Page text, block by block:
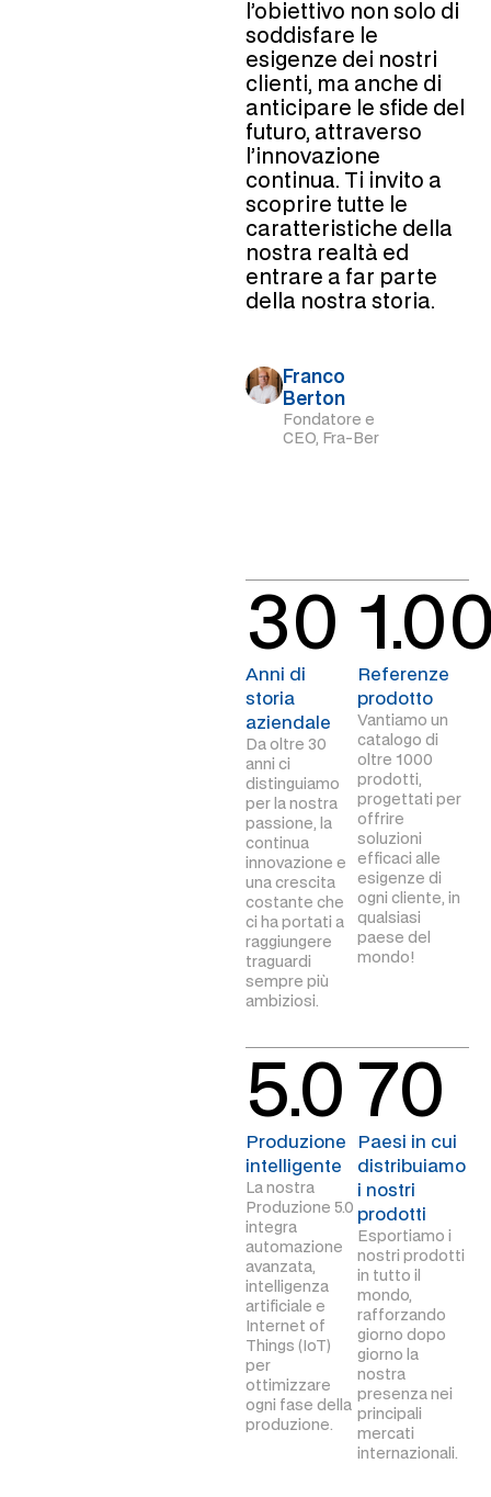
l’obiettivo non solo di
soddisfare le
esigenze dei nostri
clienti, ma anche di
anticipare le sfide del
futuro, attraverso
l’innovazione
continua. Ti invito a
scoprire tutte le
caratteristiche della
nostra realtà ed
entrare a far parte
della nostra storia.
Franco
Berton
Fondatore e
CEO, Fra-Ber
30
Anni di
storia
aziendale
Da oltre 30
anni ci
distinguiamo
per la nostra
passione, la
continua
innovazione e
una crescita
costante che
ci ha portati a
raggiungere
traguardi
sempre più
ambiziosi.
Referenze
prodotto
Vantiamo un
catalogo di
oltre 1000
prodotti,
progettati per
offrire
soluzioni
efficaci alle
esigenze di
ogni cliente, in
qualsiasi
paese del
mondo!
5.0
Produzione
intelligente
La nostra
Produzione 5.0
integra
automazione
avanzata,
intelligenza
artificiale e
Internet of
Things (IoT)
per
ottimizzare
ogni fase della
produzione.
70
Paesi in cui
distribuiamo
i nostri
prodotti
Esportiamo i
nostri prodotti
in tutto il
mondo,
rafforzando
giorno dopo
giorno la
nostra
presenza nei
principali
mercati
internazionali.